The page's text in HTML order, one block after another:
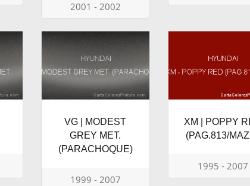
2001 - 2002
VG | MODEST
GREY MET.
(PARACHOQUE)
1999 - 2007
XM | POPPY
(PAG.813/
1995 - 2007